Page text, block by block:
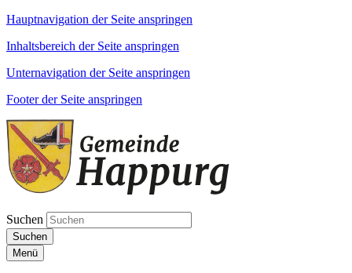
Hauptnavigation der Seite anspringen
Inhaltsbereich der Seite anspringen
Unternavigation der Seite anspringen
Footer der Seite anspringen
Suchen
Suchen
Menü